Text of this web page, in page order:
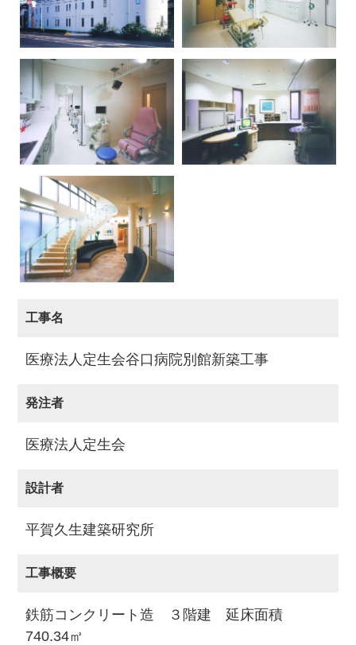
工事名
医療法人定生会谷口病院別館新築工事
発注者
医療法人定生会
設計者
平賀久生建築研究所
工事概要
鉄筋コンクリート造 ３階建 延床面積
740.34㎡